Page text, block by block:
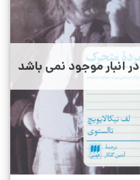
در انبار موجود نمی باشد